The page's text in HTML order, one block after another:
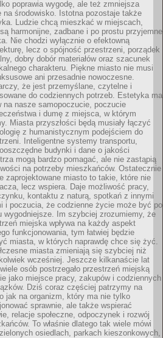
poprawia wygodę, ale też zmniejsza
na środowisko. Istotna pozostaje także
Ludzie chcą mieszkać w miejscach,
harmonijne, zadbane i po prostu przyjemne
Nie chodzi wyłącznie o efektowną
lecz o spójność przestrzeni, porządek
dobry dobór materiałów oraz szacunek
charakteru. Piękne miasto nie musi
ani przesadnie nowoczesne.
że jest przemyślane, czytelne i
do codziennych potrzeb. Estetyka ma
na nasze samopoczucie, poczucie
i dumę z miejsca, w którym
Miasta przyszłości będą musiały łączyć
z humanistycznym podejściem do
Inteligentne systemy transportu,
budynki i dane o jakości
mogą bardzo pomagać, ale nie zastąpią
na potrzeby mieszkańców. Ostatecznie
zaprojektowane miasto to takie, które nie
lecz wspiera. Daje możliwość pracy,
kontaktu z naturą, spotkań z innymi
i poczucia, że codzienne życie może być po
wygodniejsze. Im szybciej zrozumiemy, że
miejska wpływa na każdy aspekt
funkcjonowania, tym łatwiej będzie
miasta, w których naprawdę chce się żyć.
miasta zmieniają się szybciej niż
wcześniej. Jeszcze kilkanaście lat
osób postrzegało przestrzeń miejską
jako miejsce pracy, zakupów i codziennych
Dziś coraz częściej patrzymy na
jak na organizm, który ma nie tylko
sprawnie, ale także wspierać
relacje społeczne, odpoczynek i rozwój
To właśnie dlatego tak wiele mówi
osiedlach, parkach kieszonkowych,